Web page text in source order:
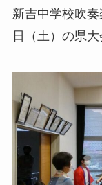
新吉中学校吹
日（土）の県